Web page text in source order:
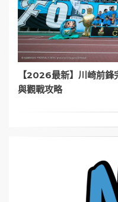
【2026最新】川崎前鋒
與觀戰攻略